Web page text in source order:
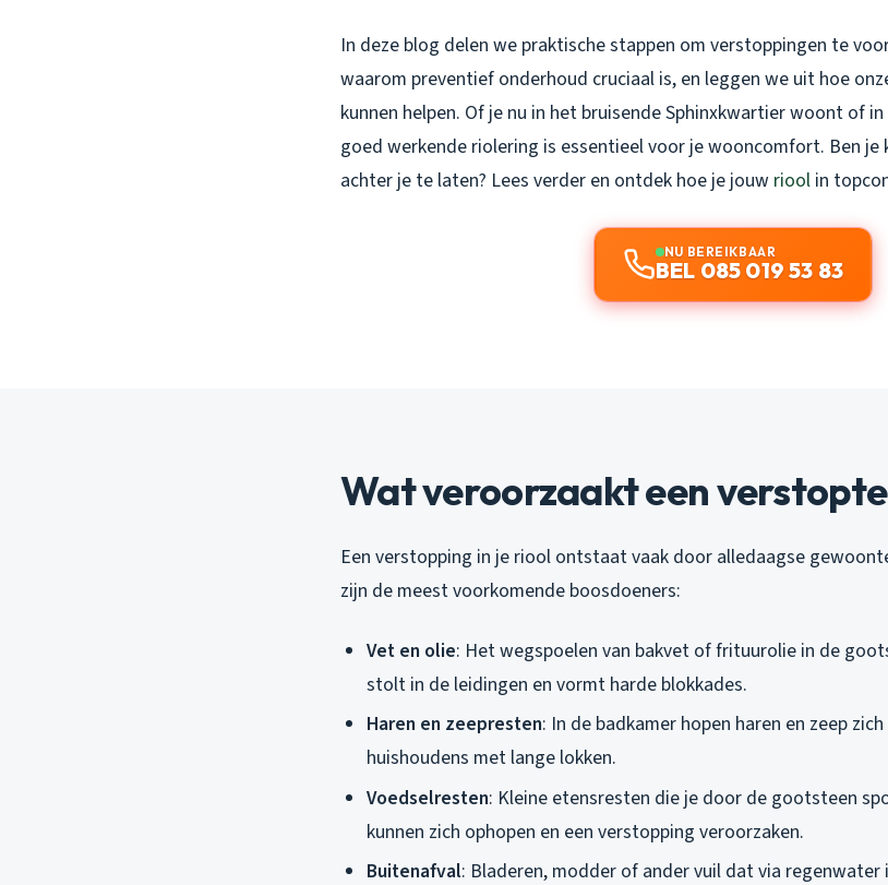
In deze blog delen we praktische stappen om verstoppingen te
waarom preventief onderhoud cruciaal is, en leggen we uit hoe
kunnen helpen. Of je nu in het bruisende Sphinxkwartier woont of
goed werkende riolering is essentieel voor je wooncomfort. Ben je
achter je te laten? Lees verder en ontdek hoe je jouw riool in
NU BEREIKBAAR
BEL 085 019 53 83
Wat veroorzaakt een
Een verstopping in je riool ontstaat vaak door alledaagse
zijn de meest voorkomende boosdoeners:
Vet en olie: Het wegspoelen van bakvet of frituurolie in de
stolt in de leidingen en vormt harde blokkades.
Haren en zeepresten: In de badkamer hopen haren en zeep
huishoudens met lange lokken.
Voedselresten: Kleine etensresten die je door de gootsteen
kunnen zich ophopen en een verstopping veroorzaken.
Buitenafval: Bladeren, modder of ander vuil dat via